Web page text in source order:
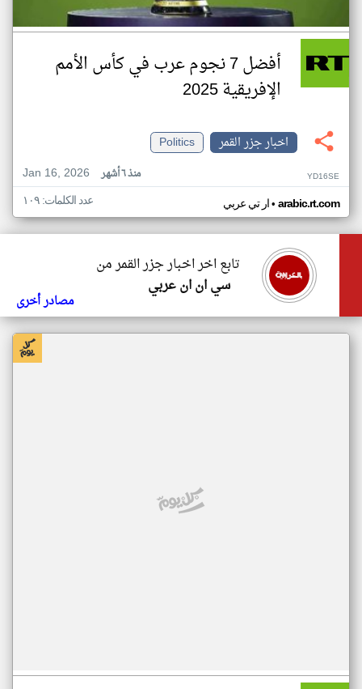
أفضل 7 نجوم عرب في كأس الأمم
الإفريقية 2025
اخبار جزر القمر
Politics
Jan 16, 2026
منذ ٦ أشهر YD16SE
ار تي عربي• arabic.rt.com عدد الكلمات: ١٠٩
تابع اخر اخبار جزر القمر من
سي ان ان عربي
مصادر أخرى